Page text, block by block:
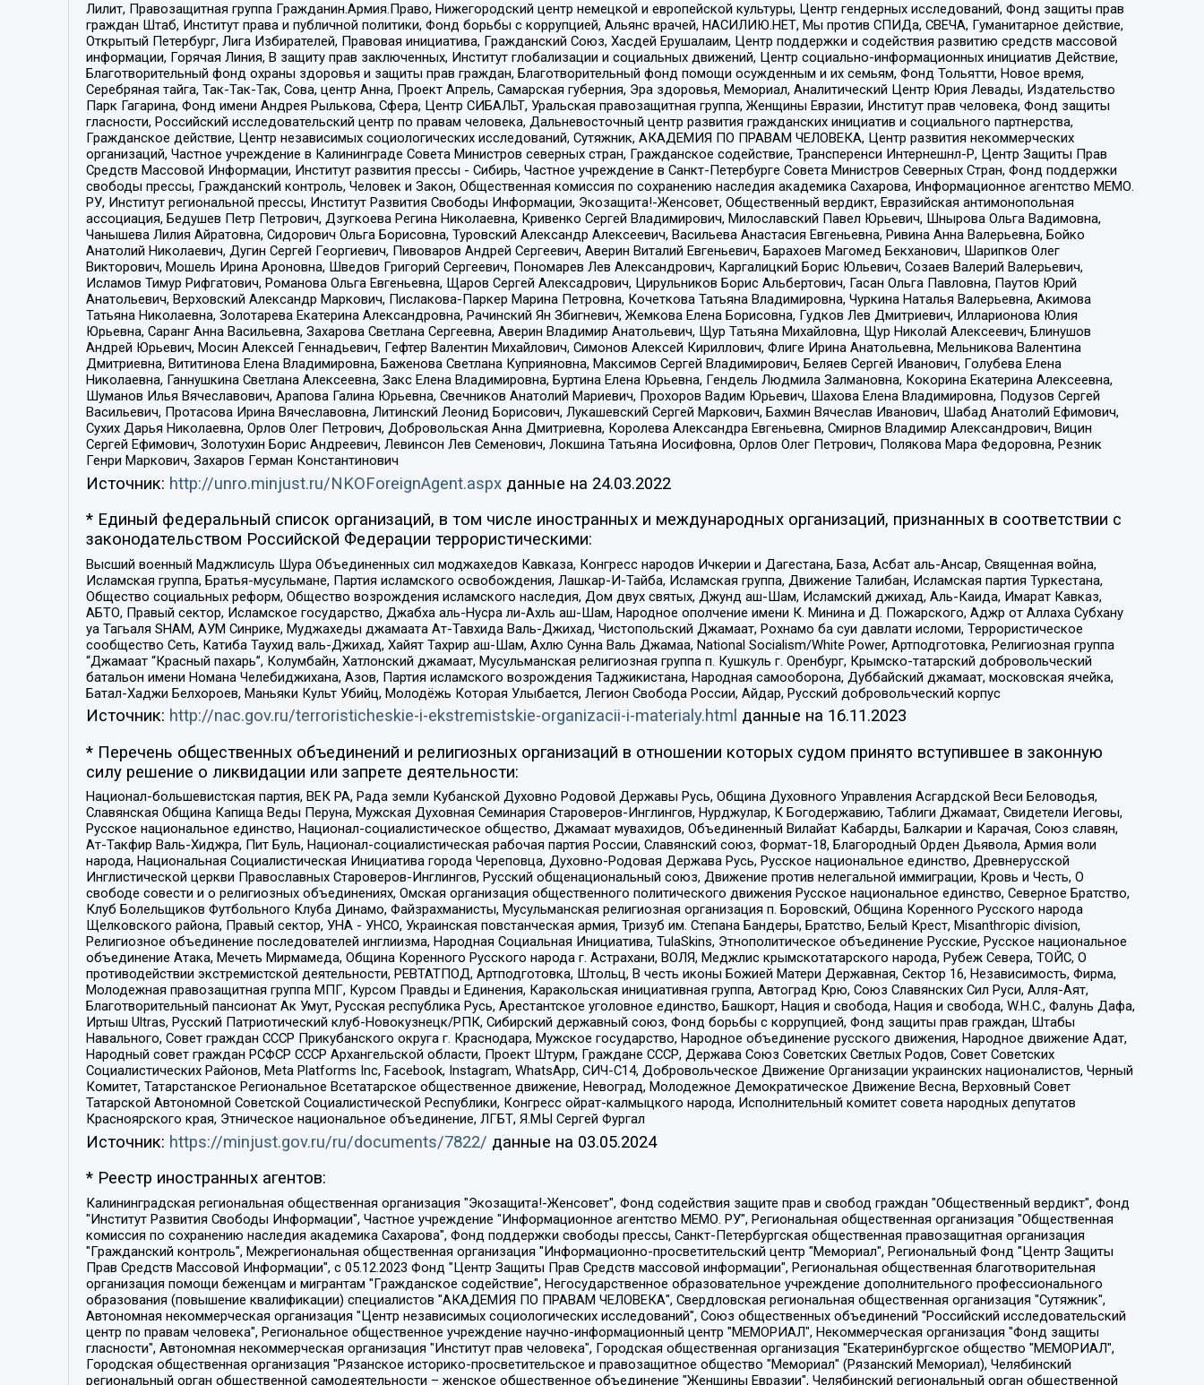
Лилит, Правозащитная группа Гражданин.Армия.Право, Нижегородский центр немецкой и европейской культуры, Центр гендерных исследований, Фонд защиты прав
граждан Штаб, Институт права и публичной политики, Фонд борьбы с коррупцией, Альянс врачей, НАСИЛИЮ.НЕТ, Мы против СПИДа, СВЕЧА, Гуманитарное действие,
Открытый Петербург, Лига Избирателей, Правовая инициатива, Гражданский Союз, Хасдей Ерушалаим, Центр поддержки и содействия развитию средств массовой
информации, Горячая Линия, В защиту прав заключенных, Институт глобализации и социальных движений, Центр социально-информационных инициатив Действие,
Благотворительный фонд охраны здоровья и защиты прав граждан, Благотворительный фонд помощи осужденным и их семьям, Фонд Тольятти, Новое время,
Серебряная тайга, Так-Так-Так, Сова, центр Анна, Проект Апрель, Самарская губерния, Эра здоровья, Мемориал, Аналитический Центр Юрия Левады, Издательство
Парк Гагарина, Фонд имени Андрея Рылькова, Сфера, Центр СИБАЛЬТ, Уральская правозащитная группа, Женщины Евразии, Институт прав человека, Фонд защиты
гласности, Российский исследовательский центр по правам человека, Дальневосточный центр развития гражданских инициатив и социального партнерства,
Гражданское действие, Центр независимых социологических исследований, Сутяжник, АКАДЕМИЯ ПО ПРАВАМ ЧЕЛОВЕКА, Центр развития некоммерческих
организаций, Частное учреждение в Калининграде Совета Министров северных стран, Гражданское содействие, Трансперенси Интернешнл-Р, Центр Защиты Прав
Средств Массовой Информации, Институт развития прессы - Сибирь, Частное учреждение в Санкт-Петербурге Совета Министров Северных Стран, Фонд поддержки
свободы прессы, Гражданский контроль, Человек и Закон, Общественная комиссия по сохранению наследия академика Сахарова, Информационное агентство МЕМО.
РУ, Институт региональной прессы, Институт Развития Свободы Информации, Экозащита!-Женсовет, Общественный вердикт, Евразийская антимонопольная
ассоциация, Бедушев Петр Петрович, Дзугкоева Регина Николаевна, Кривенко Сергей Владимирович, Милославский Павел Юрьевич, Шнырова Ольга Вадимовна,
Чанышева Лилия Айратовна, Сидорович Ольга Борисовна, Туровский Александр Алексеевич, Васильева Анастасия Евгеньевна, Ривина Анна Валерьевна, Бойко
Анатолий Николаевич, Дугин Сергей Георгиевич, Пивоваров Андрей Сергеевич, Аверин Виталий Евгеньевич, Барахоев Магомед Бекханович, Шарипков Олег
Викторович, Мошель Ирина Ароновна, Шведов Григорий Сергеевич, Пономарев Лев Александрович, Каргалицкий Борис Юльевич, Созаев Валерий Валерьевич,
Исламов Тимур Рифгатович, Романова Ольга Евгеньевна, Щаров Сергей Алексадрович, Цирульников Борис Альбертович, Гасан Ольга Павловна, Паутов Юрий
Анатольевич, Верховский Александр Маркович, Пислакова-Паркер Марина Петровна, Кочеткова Татьяна Владимировна, Чуркина Наталья Валерьевна, Акимова
Татьяна Николаевна, Золотарева Екатерина Александровна, Рачинский Ян Збигневич, Жемкова Елена Борисовна, Гудков Лев Дмитриевич, Илларионова Юлия
Юрьевна, Саранг Анна Васильевна, Захарова Светлана Сергеевна, Аверин Владимир Анатольевич, Щур Татьяна Михайловна, Щур Николай Алексеевич, Блинушов
Андрей Юрьевич, Мосин Алексей Геннадьевич, Гефтер Валентин Михайлович, Симонов Алексей Кириллович, Флиге Ирина Анатольевна, Мельникова Валентина
Дмитриевна, Вититинова Елена Владимировна, Баженова Светлана Куприяновна, Максимов Сергей Владимирович, Беляев Сергей Иванович, Голубева Елена
Николаевна, Ганнушкина Светлана Алексеевна, Закс Елена Владимировна, Буртина Елена Юрьевна, Гендель Людмила Залмановна, Кокорина Екатерина Алексеевна,
Шуманов Илья Вячеславович, Арапова Галина Юрьевна, Свечников Анатолий Мариевич, Прохоров Вадим Юрьевич, Шахова Елена Владимировна, Подузов Сергей
Васильевич, Протасова Ирина Вячеславовна, Литинский Леонид Борисович, Лукашевский Сергей Маркович, Бахмин Вячеслав Иванович, Шабад Анатолий Ефимович,
Сухих Дарья Николаевна, Орлов Олег Петрович, Добровольская Анна Дмитриевна, Королева Александра Евгеньевна, Смирнов Владимир Александрович, Вицин
Сергей Ефимович, Золотухин Борис Андреевич, Левинсон Лев Семенович, Локшина Татьяна Иосифовна, Орлов Олег Петрович, Полякова Мара Федоровна, Резник
Генри Маркович, Захаров Герман Константинович
Источник: http://unro.minjust.ru/NKOForeignAgent.aspxданные на 24.03.2022
* Единый федеральный список организаций, в том числе иностранных и международных организаций, признанных в соответствии с
законодательством Российской Федерации террористическими:
Высший военный Маджлисуль Шура Объединенных сил моджахедов Кавказа, Конгресс народов Ичкерии и Дагестана, База, Асбат аль-Ансар, Священная война,
Исламская группа, Братья-мусульмане, Партия исламского освобождения, Лашкар-И-Тайба, Исламская группа, Движение Талибан, Исламская партия Туркестана,
Общество социальных реформ, Общество возрождения исламского наследия, Дом двух святых, Джунд аш-Шам, Исламский джихад, Аль-Каида, Имарат Кавказ,
АБТО, Правый сектор, Исламское государство, Джабха аль-Нусра ли-Ахль аш-Шам, Народное ополчение имени К. Минина и Д. Пожарского, Аджр от Аллаха Субхану
уа Тагьаля SHAM, АУМ Синрике, Муджахеды джамаата Ат-Тавхида Валь-Джихад, Чистопольский Джамаат, Рохнамо ба суи давлати исломи, Террористическое
сообщество Сеть, Катиба Таухид валь-Джихад, Хайят Тахрир аш-Шам, Ахлю Сунна Валь Джамаа, National Socialism/White Power, Артподготовка, Религиозная группа
“Джамаат “Красный пахарь”, Колумбайн, Хатлонский джамаат, Мусульманская религиозная группа п. Кушкуль г. Оренбург, Крымско-татарский добровольческий
батальон имени Номана Челебиджихана, Азов, Партия исламского возрождения Таджикистана, Народная самооборона, Дуббайский джамаат, московская ячейка,
Батал-Хаджи Белхороев, Маньяки Культ Убийц, Молодёжь Которая Улыбается, Легион Свобода России, Айдар, Русский добровольческий корпус
Источник: http://nac.gov.ru/terroristicheskie-i-ekstremistskie-organizacii-i-materialy.html данные на 16.11.2023
* Перечень общественных объединений и религиозных организаций в отношении которых судом принято вступившее в законную
силу решение о ликвидации или запрете деятельности:
Национал-большевистская партия, ВЕК РА, Рада земли Кубанской Духовно Родовой Державы Русь, Община Духовного Управления Асгардской Веси Беловодья,
Славянская Община Капища Веды Перуна, Мужская Духовная Семинария Староверов-Инглингов, Нурджулар, К Богодержавию, Таблиги Джамаат, Свидетели Иеговы,
Русское национальное единство, Национал-социалистическое общество, Джамаат мувахидов, Объединенный Вилайат Кабарды, Балкарии и Карачая, Союз славян,
Ат-Такфир Валь-Хиджра, Пит Буль, Национал-социалистическая рабочая партия России, Славянский союз, Формат-18, Благородный Орден Дьявола, Армия воли
народа, Национальная Социалистическая Инициатива города Череповца, Духовно-Родовая Держава Русь, Русское национальное единство, Древнерусской
Инглистической церкви Православных Староверов-Инглингов, Русский общенациональный союз, Движение против нелегальной иммиграции, Кровь и Честь, О
свободе совести и о религиозных объединениях, Омская организация общественного политического движения Русское национальное единство, Северное Братство,
Клуб Болельщиков Футбольного Клуба Динамо, Файзрахманисты, Мусульманская религиозная организация п. Боровский, Община Коренного Русского народа
Щелковского района, Правый сектор, УНА - УНСО, Украинская повстанческая армия, Тризуб им. Степана Бандеры, Братство, Белый Крест, Misanthropic division,
Религиозное объединение последователей инглиизма, Народная Социальная Инициатива, TulaSkins, Этнополитическое объединение Русские, Русское национальное
объединение Атака, Мечеть Мирмамеда, Община Коренного Русского народа г. Астрахани, ВОЛЯ, Меджлис крымскотатарского народа, Рубеж Севера, ТОЙС, О
противодействии экстремистской деятельности, РЕВТАТПОД, Артподготовка, Штольц, В честь иконы Божией Матери Державная, Сектор 16, Независимость, Фирма,
Молодежная правозащитная группа МПГ, Курсом Правды и Единения, Каракольская инициативная группа, Автоград Крю, Союз Славянских Сил Руси, Алля-Аят,
Благотворительный пансионат Ак Умут, Русская республика Русь, Арестантское уголовное единство, Башкорт, Нация и свобода, Нация и свобода, W.H.С., Фалунь Дафа,
Иртыш Ultras, Русский Патриотический клуб-Новокузнецк/РПК, Сибирский державный союз, Фонд борьбы с коррупцией, Фонд защиты прав граждан, Штабы
Навального, Совет граждан СССР Прикубанского округа г. Краснодара, Мужское государство, Народное объединение русского движения, Народное движение Адат,
Народный совет граждан РСФСР СССР Архангельской области, Проект Штурм, Граждане СССР, Держава Союз Советских Светлых Родов, Совет Советских
Социалистических Районов, Meta Platforms Inc, Facebook, Instagram, WhatsApp, СИЧ-С14, Добровольческое Движение Организации украинских националистов, Черный
Комитет, Татарстанское Региональное Всетатарское общественное движение, Невоград, Молодежное Демократическое Движение Весна, Верховный Совет
Татарской Автономной Советской Социалистической Республики, Конгресс ойрат-калмыцкого народа, Исполнительный комитет совета народных депутатов
Красноярского края, Этническое национальное объединение, ЛГБТ, Я.МЫ Сергей Фургал
Источник: https://minjust.gov.ru/ru/documents/7822/ данные на 03.05.2024
* Реестр иностранных агентов:
Калининградская региональная общественная организация "Экозащита!-Женсовет", Фонд содействия защите прав и свобод граждан "Общественный вердикт", Фонд "Институт Развития Свободы Информации", Частное учреждение "Информационное агентство МЕМО. РУ", Региональная общественная организация "Общественная комиссия по сохранению наследия академика Сахарова", Фонд поддержки свободы прессы, Санкт-Петербургская общественная правозащитная организация "Гражданский контроль", Межрегиональная общественная организация "Информационно-просветительский центр "Мемориал", Региональный Фонд "Центр Защиты Прав Средств Массовой Информации", с 05.12.2023 Фонд "Центр Защиты Прав Средств массовой информации", Региональная общественная благотворительная организация помощи беженцам и мигрантам "Гражданское содействие", Негосударственное образовательное учреждение дополнительного профессионального образования (повышение квалификации) специалистов "АКАДЕМИЯ ПО ПРАВАМ ЧЕЛОВЕКА", Свердловская региональная общественная организация "Сутяжник", Автономная некоммерческая организация "Центр независимых социологических исследований", Союз общественных объединений "Российский исследовательский центр по правам человека", Региональное общественное учреждение научно-информационный центр "МЕМОРИАЛ", Некоммерческая организация "Фонд защиты гласности", Автономная некоммерческая организация "Институт прав человека", Городская общественная организация "Екатеринбургское общество "МЕМОРИАЛ", Городская общественная организация "Рязанское историко-просветительское и правозащитное общество "Мемориал" (Рязанский Мемориал), Челябинский региональный орган общественной самодеятельности – женское общественное объединение "Женщины Евразии", Челябинский региональный орган общественной самодеятельности "Уральская правозащитная группа", Фонд содействия защите здоровья и социальной справедливости имени Андрея Рылькова, Автономная Некоммерческая Организация "Аналитический Центр Юрия Левады", Автономная некоммерческая организация социальной поддержки населения "Проект Апрель", Региональная общественная организация помощи женщинам и детям, находящимся в кризисной ситуации "Информационно-методический центр "Анна", Фонд содействия развитию массовых коммуникаций и правовому просвещению "Так-так-Так", Фонд содействия устойчивому развитию "Серебряная тайга", Свердловский региональный общественный фонд социальных проектов "Новое время", "Idel.Реалии", Кавказ.Реалии, Крым.Реалии, Телеканал Настоящее Время, Татаро-башкирская служба Радио Свобода (Azatliq Radiosi), Радио Свободная Европа/Радио Свобода (PCE/PC), "Сибирь.Реалии", "Фактограф", Благотворительный фонд помощи осужденным и их семьям, Автономная некоммерческая организация "Институт глобализации и социальных движений", Фонд "В защиту прав заключенных", Частное учреждение "Центр поддержки и содействия развитию средств массовой информации", Пензенский региональный общественный благотворительный фонд "Гражданский союз", "Север.Реалии", Некоммерческая организация Фонд "Правовая инициатива", Общество с ограниченной ответственностью "Радио Свободная Европа/Радио Свобода", Чешское информационное агентство "MEDIUM-ORIENT", Красноярская региональная общественная организация "Мы против СПИДа", Камалягин Денис Николаевич, Маркелов Сергей Евгеньевич, Пономарев Лев Александрович, Савицкая Людмила Алексеевна, Автономная некоммерческая организация "Центр по работе с проблемой насилия "НАСИЛИЮ.НЕТ", Межрегиональный профессиональный союз работников здравоохранения "Альянс врачей", Юридическое лицо, зарегистрированное в Латвийской Республике, SIA "Medusa Project" (регистрационный номер 40103797863, дата регистрации 10.06.2014), Некоммерческая организация "Фонд по борьбе с коррупцией", Автономная некоммерческая организация "Институт права и публичной политики", Баданин Роман Сергеевич, Гликин Максим Александрович, Железнова Мария Михайловна, Лукьянова Юлия Сергеевна, Маетная Елизавета Витальевна, Маняхин Петр Борисович, Чуракова Ольга Владимировна, Ярош Юлия Петровна, Юридическое лицо "The Insider SIA", зарегистрированное в Риге, Латвийская Республика (дата регистрации 26.06.2015), являющееся администратором доменного имени интернет-издания "The Insider SIA", https://theins.ru, Постернак Алексей Евгеньевич, Рубин Михаил Аркадьевич, Анин Роман Александрович, Юридическое лицо Istories fonds, зарегистрированное в Латвийской Республике (регистрационный номер 50008295751, дата регистрации 24.02.2020), Великовский Дмитрий Александрович, Долинина Ирина Николаевна, Мароховская Алеся Алексеевна, Шлейнов Роман Юрьевич, Шмагун Олеся Валентиновна, Общество с ограниченной ответственностью "Альтаир 2021", Общество с ограниченной ответственностью "Вега 2021", Общество с ограниченной ответственностью "Главный редактор 2021", Общество с ограниченной ответственностью "Ромашки монолит", Важенков Артем Валерьевич, Ивановская областная общественная организация "Центр гендерных исследований", Гурман Юрий Альбертович, Медиапроект "ОВД-Инфо", Егоров Владимир Владимирович, Жилинский Владимир Александрович, Общество с ограниченной ответственностью "ЗП", Иванова София Юрьевна, Карезина Инна Павловна, Кильтау Екатерина Викторовна, Петров Алексей Викторович, Пискунов Сергей Евгеньевич, Смирнов Сергей Сергеевич, Тихонов Михаил Сергеевич, Общество с ограниченной ответственностью "ЖУРНАЛИСТ-ИНОСТРАННЫЙ АГЕНТ", Арапова Галина Юрьевна, Вольтская Татьяна Анатольевна, Американская компания "Mason G.E.S. Anonymous Foundation" (США), являющаяся владельцем интернет-издания https://mnews.world/, Компания "Stichting Bellingcat", зарегистрированная в Нидерландах (дата регистрации 11.07.2018), Захаров Андрей Вячеславович, Клепиковская Екатерина Дмитриевна, Общество с ограниченной ответственностью "МЕМО", Перл Роман Александрович, Симонов Евгений Алексеевич, Соловьева Елена Анатольевна, Сотников Даниил Владимирович, Сурначева Елизавета Дмитриевна, Автономная некоммерческая организация по защите прав человека и информированию населения "Якутия – Наше Мнение", Общество с ограниченной ответственностью "Москоу диджитал медиа", с 26.01.2023 Общество с ограниченной ответственностью "Чайка Белые сады", Ветошкина Валерия Валерьевна, Заговора Максим Александрович, Межрегиональное общественное движение "Российская ЛГБТ - сеть", Оленичев Максим Владимирович, Павлов Иван Юрьевич, Скворцова Елена Сергеевна, Общество с ограниченной ответственностью "Как бы инагент", Кочетков Игорь Викторович, Общество с ограниченной ответственностью "Честные выборы", Еланчик Олег Александрович, Общество с ограниченной ответственностью "Нобелевский призыв", Гималова Регина Эмилевна, Григорьев Андрей Валерьевич, Григорьева Алина Александровна, Ассоциация по содействию защите прав призывников, альтернативнослужащих и военнослужащих "Правозащитная группа "Гражданин.Армия.Право", Хисамова Регина Фаритовна, Автономная некоммерческая организация по реализации социально-правовых программ "Лилит", Дальневосточное общественное движение "Маяк", Санкт-Петербургская ЛГБТ-инициативная группа "Выход", Инициативная группа ЛГБТ+ "Реверс", Алексеев Андрей Викторович, Бекбулатова Таисия Львовна, Беляев Иван Михайлович, Владыкина Елена Сергеевна, Гельман Марат Александрович, Никульшина Вероника Юрьевна, Толоконникова Надежда Андреевна, Шендерович Виктор Анатольевич, Общество с ограниченной ответственностью "Данное сообщение", Общество с ограниченной ответственностью Издательский дом "Новая глава", Айнбиндер Александра Александровна, Московский комьюнити-центр для ЛГБТ+инициатив, Благотворительный фонд развития филантропии, Deutsche Welle (Германия, Kurt-Schumacher-Strasse 3, 53113 Bonn), Борзунова Мария Михайловна, Воробьев Виктор Викторович, Голубева Анна Львовна, Константинова Алла Михайловна, Малкова Ирина Владимировна, Мурадов Мурад Абдулгалимович, Осетинская Елизавета Николаевна, Понасенков Евгений Николаевич, Ганапольский Матвей Юрьевич, Киселев Евгений Алексеевич, Борухович Ирина Григорьевна, Дремин Иван Тимофеевич, Дубровский Дмитрий Викторович, Красноярская региональная общественная организация поддержки и развития альтернативных образовательных технологий и межкультурных коммуникаций "ИНТЕРРА", Маяковская Екатерина Алексеевна, Фейгин Марк Захарович, Филимонов Андрей Викторович, Дзугкоева Регина Николаевна, Доброхотов Роман Александрович, Дудь Юрий Александрович, Елкин Сергей Владимирович, Кругликов Кирилл Игоревич, Сабунаева Мария Леонидовна, Семенов Алексей Владимирович, Шаинян Карен Багратович, Шульман Екатерина Михайловна, Асафьев Артур Валерьевич, Вахштайн Виктор Семенович, Венедиктов Алексей Алексеевич, Лушникова Екатерина Евгеньевна, Волков Леонид Михайлович, Невзоров Александр Глебович, Пархоменко Сергей Борисович, Сироткин Ярослав Николаевич, Кара-Мурза Владимир Владимирович, Баранова Наталья Владимировна, Гозман Леонид Яковлевич, Кагарлицкий Борис Юльевич, Климарев Михаил Валерьевич, Милов Владимир Станиславович, Автономная некоммерческая организация Краснодарский центр современного искусства "Типография", Моргенштерн Алишер Тагирович, Соболь Любовь Эдуардовна, Общество с ограниченной ответственностью "ЛИЗА НОРМ", Каспаров Гарри Кимович, Ходорковский Михаил Борисович, Общество с ограниченной ответственностью "Апрельские тезисы", Данилович Ирина Брониславовна, Кашин Олег Владимирович, Петров Николай Владимирович, Пивоваров Алексей Владимирович, Соколов Михаил Владимирович, Цветкова Юлия Владимировна, Чичваркин Евгений Александрович, Комитет против пыток/Команда против пыток, Общество с ограниченной ответственностью "Первый научный", Общество с ограниченной ответственностью "Вертолет и ко", Белоцерковская Вероника Борисовна, Кац Максим Евгеньевич, Лазарева Татьяна Юрьевна, Шаведдинов Руслан Табризович, Яшин Илья Валерьевич, Общество с ограниченной ответственностью "Иноагент ААВ", Алешковский Дмитрий Петрович, Альбац Евгения Марковна, Быков Дмитрий Львович, Галямина Юлия Евгеньевна, Лойко Сергей Леонидович, Мартынов Кирилл Константинович, Медведев Сергей Александрович, Крашенинников Федор Геннадиевич, Гордеева Катерина Вл